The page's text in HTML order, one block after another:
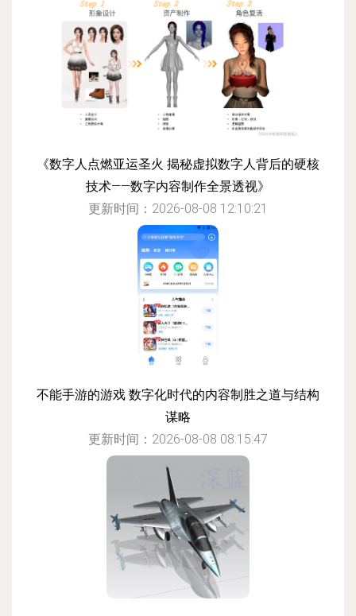
《数字人点燃亚运圣火 揭秘虚拟数字人背后的硬核
技术——数字内容制作全景透视》
更新时间：2026-08-08 12:10:21
不能手游的游戏 数字化时代的内容制胜之道与结构
谋略
更新时间：2026-08-08 08:15:47